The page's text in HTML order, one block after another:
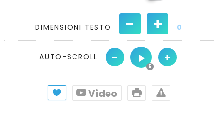
DIMENSIONI TESTO - + 0
AUTO-SCROLL - +
Video